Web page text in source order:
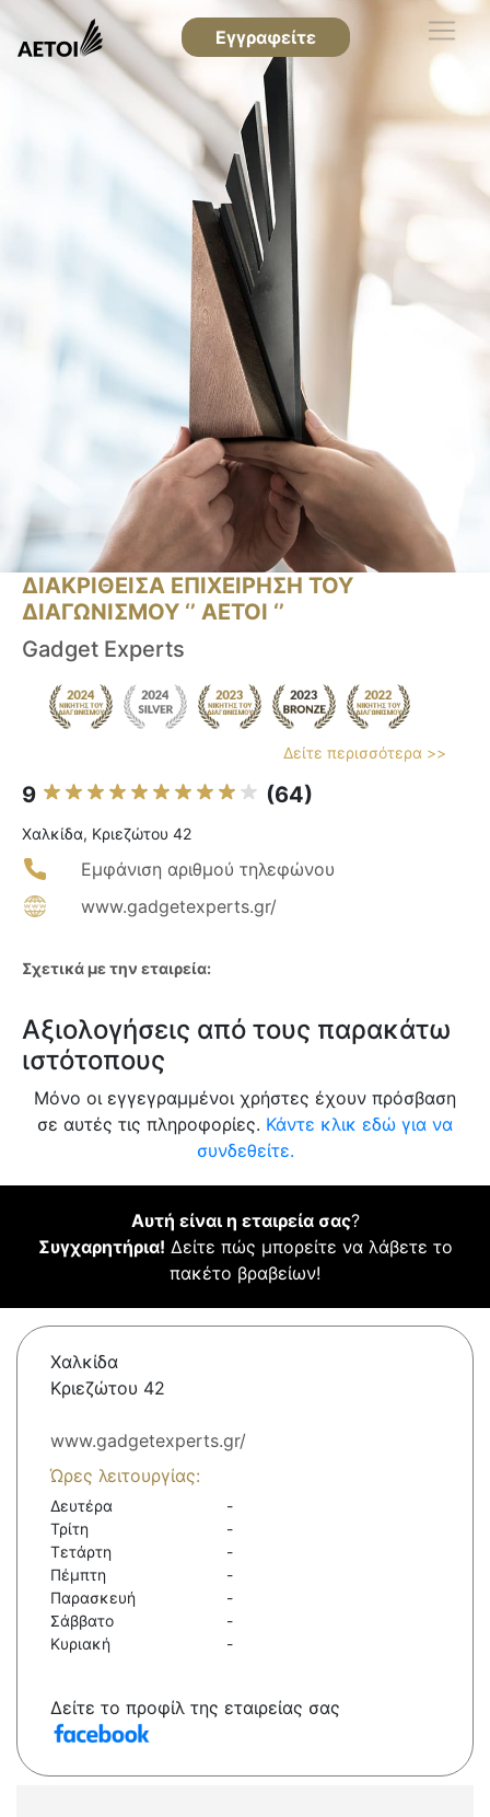
Εγγραφείτε
ΔΙΑΚΡΙΘΕΙΣΑ ΕΠΙΧΕΙΡΗΣΗ ΤΟΥ
ΔΙΑΓΩΝΙΣΜΟΥ ‘’ ΑΕΤΟΙ ‘’
Gadget Experts
Δείτε περισσότερα >>
9 (64)
Χαλκίδα, Κριεζώτου 42
Εμφάνιση αριθμού τηλεφώνου
www.gadgetexperts.gr/
Σχετικά με την εταιρεία:
Αξιολογήσεις από τους παρακάτω
ιστότοπους
Μόνο οι εγγεγραμμένοι χρήστες έχουν πρόσβαση
σε αυτές τις πληροφορίες. Κάντε κλικ εδώ για να
συνδεθείτε.
Αυτή είναι η εταιρεία σας?
Συγχαρητήρια! Δείτε πώς μπορείτε να λάβετε το
πακέτο βραβείων!
Χαλκίδα
Κριεζώτου 42
www.gadgetexperts.gr/
Ώρες λειτουργίας:
Δευτέρα
-
Τρίτη
-
Τετάρτη
-
Πέμπτη
-
Παρασκευή
-
Σάββατο
-
Κυριακή
-
Δείτε το προφίλ της εταιρείας σας